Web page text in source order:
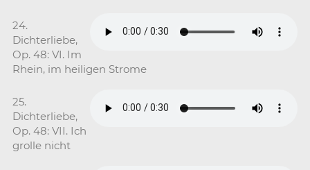
24.
Dichterliebe,
Op. 48: VI. Im
Rhein, im heiligen Strome
25.
Dichterliebe,
Op. 48: VII. Ich
grolle nicht